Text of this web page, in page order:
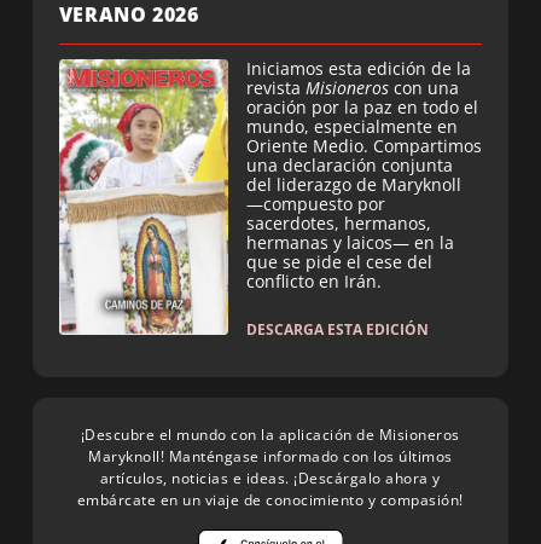
VERANO 2026
Iniciamos esta edición de la
revista Misioneros con una
oración por la paz en todo el
mundo, especialmente en
Oriente Medio. Compartimos
una declaración conjunta
del liderazgo de Maryknoll
—compuesto por
sacerdotes, hermanos,
hermanas y laicos— en la
que se pide el cese del
conflicto en Irán.
DESCARGA ESTA EDICIÓN
¡Descubre el mundo con la aplicación de Misioneros
Maryknoll! Manténgase informado con los últimos
artículos, noticias e ideas. ¡Descárgalo ahora y
embárcate en un viaje de conocimiento y compasión!